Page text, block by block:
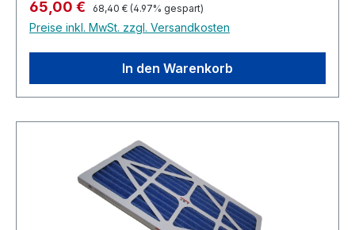
Gerüche aus der Luft filtern kann. Kompatibel mit
JET AFS 500 / AFS-1000B und AFS1000-C hilft
bei störenden Gerüchen
Verkaufspreis:
65,00 € Regulärer Preis:
68,40 € (4.97% gespart)
Preise inkl. MwSt. zzgl. Versandkosten
In den Warenkorb